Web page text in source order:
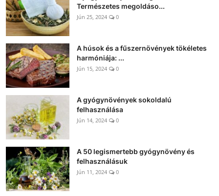
Természetes megoldáso...
Jún 25, 2024 0
A húsok és a fűszernövények tökéletes
harmóniája: ...
Jún 15, 2024 0
A gyógynövények sokoldalú
felhasználása
Jún 14, 2024 0
A 50 legismertebb gyógynövény és
felhasználásuk
Jún 11, 2024 0